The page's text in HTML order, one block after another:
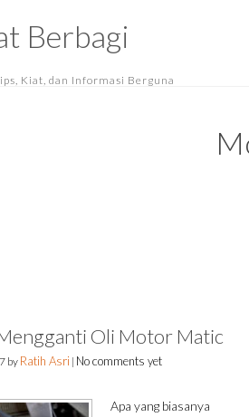
Berbagi
Kiat, dan Informasi Berguna
Oli Motor Matic
by Ratih Asri | No comments yet
Apa yang biasanya